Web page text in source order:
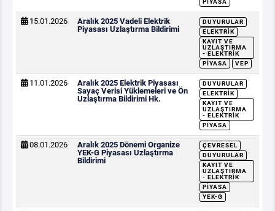
PIYASA
15.01.2026
Aralık 2025 Vadeli Elektrik
Piyasası Uzlaştırma Bildirimi
DUYURULAR
ELEKTRIK
KAYIT VE
UZLAŞTIRMA
- ELEKTRIK
PIYASA
VEP
11.01.2026
Aralık 2025 Elektrik Piyasası
Sayaç Verisi Yüklemeleri ve Ön
Uzlaştırma Bildirimi Hk.
DUYURULAR
ELEKTRIK
KAYIT VE
UZLAŞTIRMA
- ELEKTRIK
PIYASA
08.01.2026
Aralık 2025 Dönemi Organize
YEK-G Piyasası Uzlaştırma
Bildirimi
ÇEVRESEL
DUYURULAR
KAYIT VE
UZLAŞTIRMA
- ELEKTRIK
PIYASA
YEK-G